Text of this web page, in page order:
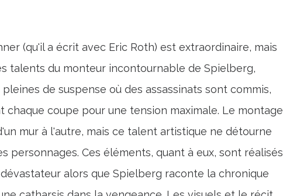
(qu'il a écrit avec Eric Roth) est extraordinaire, mais
talents du monteur incontournable de Spielberg,
de suspense où des assassinats sont commis,
coupe pour une tension maximale. Le montage
mur à l'autre, mais ce talent artistique ne détourne
personnages. Ces éléments, quant à eux, sont réalisés
alors que Spielberg raconte la chronique